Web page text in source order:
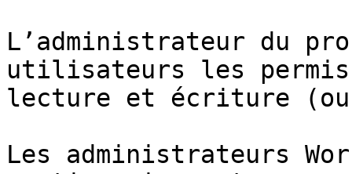
L’administrateur du
utilisateurs les
lecture et écriture (ou
Les administrateurs